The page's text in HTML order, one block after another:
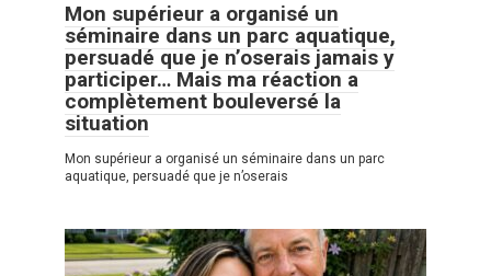
Mon supérieur a organisé un
séminaire dans un parc aquatique,
persuadé que je n’oserais jamais y
participer… Mais ma réaction a
complètement bouleversé la
situation
Mon supérieur a organisé un séminaire dans un parc
aquatique, persuadé que je n’oserais